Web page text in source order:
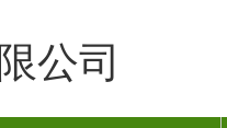
公司